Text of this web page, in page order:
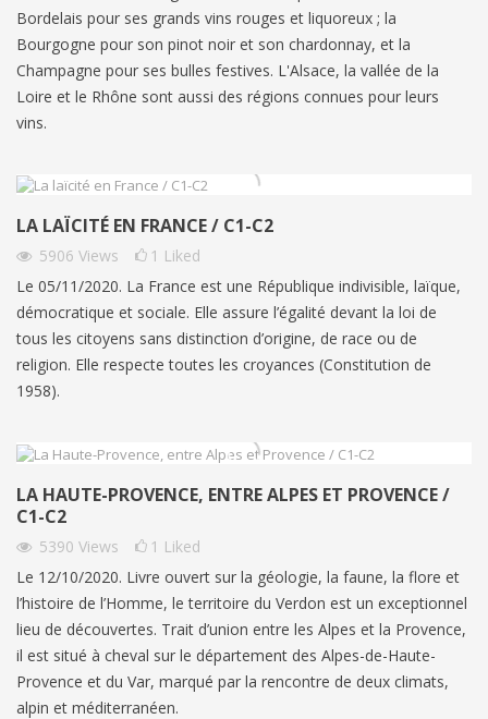
Bordelais pour ses grands vins rouges et liquoreux ; la
Bourgogne pour son pinot noir et son chardonnay, et la
Champagne pour ses bulles festives. L'Alsace, la vallée de la
Loire et le Rhône sont aussi des régions connues pour leurs
vins.
LA LAÏCITÉ EN FRANCE / C1-C2
5906 Views 1 Liked
Le 05/11/2020. La France est une République indivisible, laïque,
démocratique et sociale. Elle assure l’égalité devant la loi de
tous les citoyens sans distinction d’origine, de race ou de
religion. Elle respecte toutes les croyances (Constitution de
1958).
LA HAUTE-PROVENCE, ENTRE ALPES ET PROVENCE /
C1-C2
5390 Views 1 Liked
Le 12/10/2020. Livre ouvert sur la géologie, la faune, la flore et
l’histoire de l’Homme, le territoire du Verdon est un exceptionnel
lieu de découvertes. Trait d’union entre les Alpes et la Provence,
il est situé à cheval sur le département des Alpes-de-Haute-
Provence et du Var, marqué par la rencontre de deux climats,
alpin et méditerranéen.